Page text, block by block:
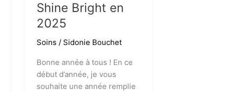
Shine Bright en
2025
Soins / Sidonie Bouchet
Bonne année à tous ! En ce
début d’année, je vous
souhaite une année remplie